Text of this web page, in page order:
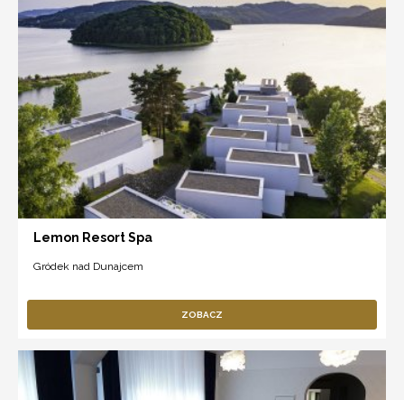
Lemon Resort Spa
Gródek nad Dunajcem
ZOBACZ